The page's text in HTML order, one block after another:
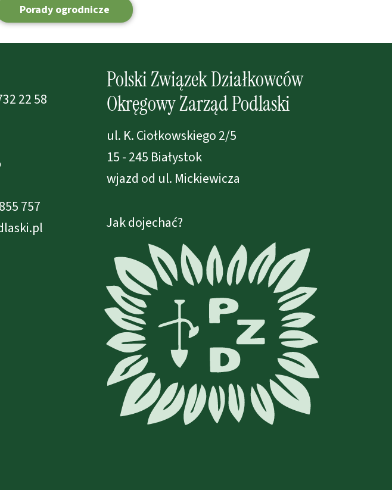
Porady ogrodnicze
Jak dojechać?
Polski Związek Działkowców
Okręgowy Zarząd Podlaski
ul. K. Ciołkowskiego 2/5
15 - 245 Białystok
wjazd od ul. Mickiewicza
22 58
757